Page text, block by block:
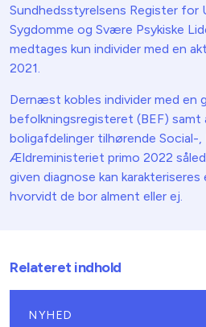
Sundhedsstyrelsens Register for
Sygdomme og Svære Psykiske
medtages kun individer med en
2021.
Dernæst kobles individer med en
befolkningsregisteret (BEF) samt
boligafdelinger tilhørende Social-,
Ældreministeriet primo 2022
given diagnose kan
hvorvidt de bor alment eller ej.
Relateret indhold
NYHED